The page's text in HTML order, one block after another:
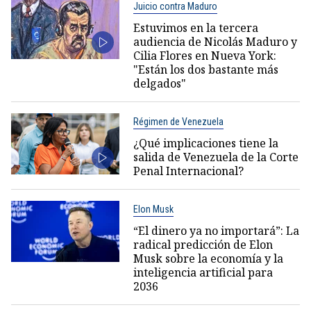
Juicio contra Maduro
Estuvimos en la tercera
audiencia de Nicolás Maduro y
Cilia Flores en Nueva York:
"Están los dos bastante más
delgados"
Régimen de Venezuela
¿Qué implicaciones tiene la
salida de Venezuela de la Corte
Penal Internacional?
Elon Musk
“El dinero ya no importará”: La
radical predicción de Elon
Musk sobre la economía y la
inteligencia artificial para
2036